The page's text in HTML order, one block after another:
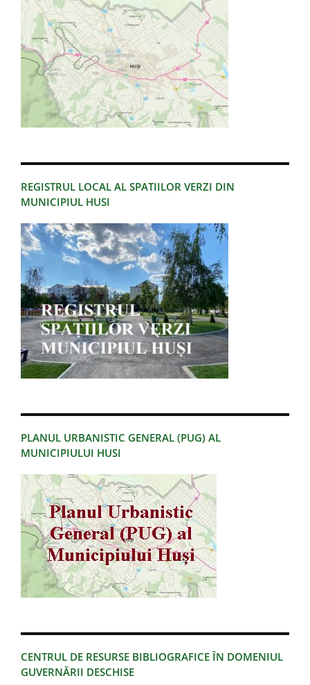
REGISTRUL LOCAL AL SPATIILOR VERZI DIN
MUNICIPIUL HUSI
PLANUL URBANISTIC GENERAL (PUG) AL
MUNICIPIULUI HUSI
CENTRUL DE RESURSE BIBLIOGRAFICE ÎN DOMENIUL
GUVERNĂRII DESCHISE